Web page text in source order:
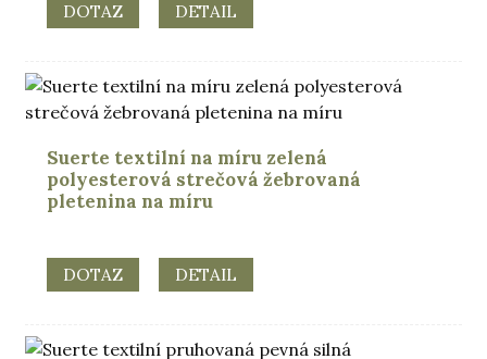
DOTAZ DETAIL
Suerte textilní na míru zelená
polyesterová strečová žebrovaná
pletenina na míru
DOTAZ DETAIL